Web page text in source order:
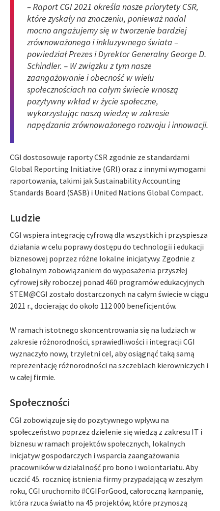
–Raport CGI 2021 określa nasze priorytety CSR,
które zyskały na znaczeniu, ponieważ nadal
mocno angażujemy się w tworzenie bardziej
zrównoważonego i inkluzywnego świata –
powiedział Prezes i Dyrektor Generalny George D.
Schindler. – W związku z tym nasze
zaangażowanie i obecność w wielu
społecznościach na całym świecie wnoszą
pozytywny wkład w życie społeczne,
wykorzystując naszą wiedzę w zakresie
napędzania zrównoważonego rozwoju i innowacji.
CGI dostosowuje raporty CSR zgodnie ze standardami
Global Reporting Initiative (GRI) oraz z innymi wymogami
raportowania, takimi jak Sustainability Accounting
Standards Board (SASB) i United Nations Global Compact.
Ludzie
CGI wspiera integrację cyfrową dla wszystkich i przyspiesza
działania w celu poprawy dostępu do technologii i edukacji
biznesowej poprzez różne lokalne inicjatywy. Zgodnie z
globalnym zobowiązaniem do wyposażenia przyszłej
cyfrowej siły roboczej ponad 460 programów edukacyjnych
STEM@CGI zostało dostarczonych na całym świecie w ciągu
2021 r., docierając do około 112 000 beneficjentów.
W ramach istotnego skoncentrowania się na ludziach w
zakresie różnorodności, sprawiedliwości i integracji CGI
wyznaczyło nowy, trzyletni cel, aby osiągnąć taką samą
reprezentację różnorodności na szczeblach kierowniczych i
w całej firmie.
Społeczności
CGI zobowiązuje się do pozytywnego wpływu na
społeczeństwo poprzez dzielenie się wiedzą z zakresu IT i
biznesu w ramach projektów społecznych, lokalnych
inicjatyw gospodarczych i wsparcia zaangażowania
pracowników w działalność pro bono i wolontariatu. Aby
uczcić 45. rocznicę istnienia firmy przypadającą w zeszłym
roku, CGI uruchomiło #CGIForGood, całoroczną kampanię,
która rzuca światło na 45 projektów, które przynoszą